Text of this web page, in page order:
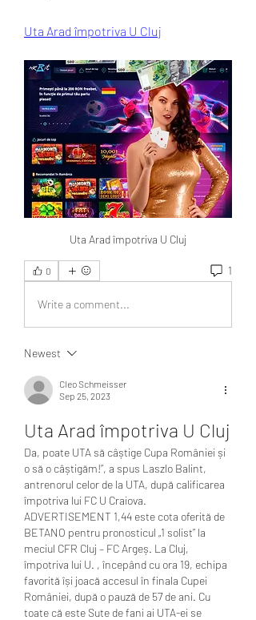
Uta Arad împotriva U Cluj
Uta Arad împotriva U Cluj
0 1
Write a comment...
Newest
Cleo Schmeisser
Sep 25, 2023
Uta Arad împotriva U Cluj
Da, poate UTA să câștige Cupa României și
o să o câștigăm!”, a spus Laszlo Balint,
antrenorul celor de la UTA, după calificarea
împotriva lui FC U Craiova.
ADVERTISEMENT 1,44 este cota oferită de
BETANO pentru pronosticul „1 solist” la
meciul CFR Cluj – FC Argeș. La Cluj,
împotriva lui U. , începând cu ora 19, echipa
favorită își joacă accesul în finala Cupei
României, după o pauză de 57 de ani. Cu
toate că este Sute de fani ai UTA-ei se